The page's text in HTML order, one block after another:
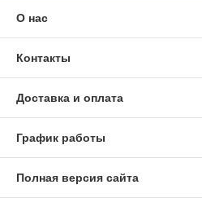
О нас
Контакты
Доставка и оплата
График работы
Полная версия сайта